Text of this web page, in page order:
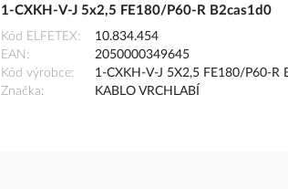
1-CXKH-V-J 5x2,5 FE180/P60-R B2cas1d0
Kód ELFETEX
10.834.454
EAN
2050000349645
Kód výrobce
1-CXKH-V-J 5X2,5 FE180/P60-R
Značka
KABLO VRCHLABÍ